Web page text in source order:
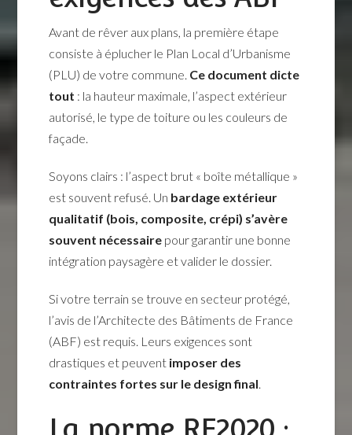
Avant de rêver aux plans, la première étape
consiste à éplucher le Plan Local d’Urbanisme
(PLU) de votre commune. Ce document dicte
tout : la hauteur maximale, l’aspect extérieur
autorisé, le type de toiture ou les couleurs de
façade.
Soyons clairs : l’aspect brut « boîte métallique »
est souvent refusé. Un bardage extérieur
qualitatif (bois, composite, crépi) s’avère
souvent nécessaire pour garantir une bonne
intégration paysagère et valider le dossier.
Si votre terrain se trouve en secteur protégé,
l’avis de l’Architecte des Bâtiments de France
(ABF) est requis. Leurs exigences sont
drastiques et peuvent imposer des
contraintes fortes sur le design final.